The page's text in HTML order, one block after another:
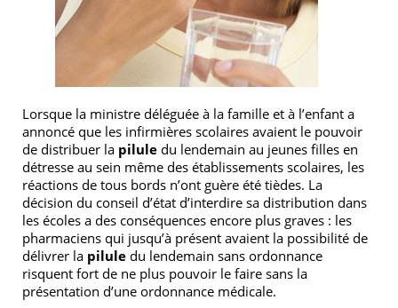
Lorsque la ministre déléguée à la famille et à l’enfant a
annoncé que les infirmières scolaires avaient le pouvoir
de distribuer la pilule du lendemain au jeunes filles en
détresse au sein même des établissements scolaires, les
réactions de tous bords n’ont guère été tièdes. La
décision du conseil d’état d’interdire sa distribution dans
les écoles a des conséquences encore plus graves : les
pharmaciens qui jusqu’à présent avaient la possibilité de
délivrer la pilule du lendemain sans ordonnance
risquent fort de ne plus pouvoir le faire sans la
présentation d’une ordonnance médicale.